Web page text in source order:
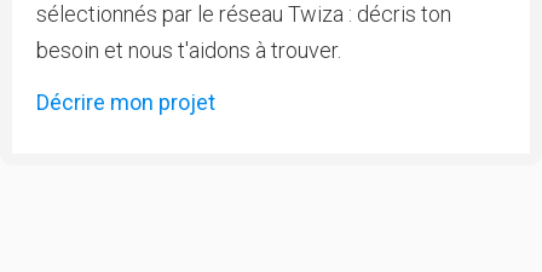
sélectionnés par le réseau Twiza : décris ton
besoin et nous t'aidons à trouver.
Décrire mon projet